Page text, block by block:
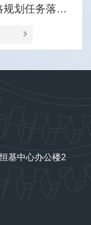
规划任务落实
口更加协调
基中心办公楼2